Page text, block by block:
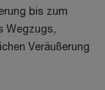
bis zum
Wegzugs,
Veräußerung